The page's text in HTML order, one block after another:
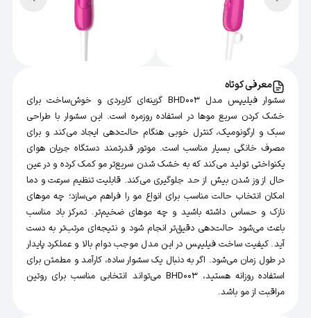
معرفی کوتاه
سشوار فیلیپس مدل BHD003 گزینه‌ای کاربردی و خوش‌ساخت برای
خشک کردن سریع موها در استفاده روزمره است. این سشوار با طراحی
سبک و ارگونومیک، کنترل خوبی هنگام حالت‌دهی ایجاد می‌کند و برای
مصرف خانگی بسیار مناسب است. موتور قدرتمند دستگاه جریان هوای
یکنواختی تولید می‌کند که به خشک شدن سریع‌تر مو کمک کرده و در عین
حال از وز شدن بیش از حد جلوگیری می‌کند. قابلیت تنظیم سرعت و دما
امکان انتخاب حالت مناسب برای انواع مو را فراهم می‌سازد؛ چه موهای
نازک و حساس داشته باشید و چه موهای ضخیم‌تر. تمرکز باد مناسب
باعث می‌شود حالت‌دهی دقیق‌تر انجام شود و نتیجه‌ای مرتب‌تر به دست
آید. کیفیت ساخت فیلیپس در این مدل موجب دوام بالا و عملکرد پایدار
در طول زمان می‌شود. اگر به دنبال یک سشوار ساده، کارآمد و مطمئن برای
استفاده روزانه هستید، BHD003 می‌تواند انتخابی مناسب برای روتین
مراقبت از مو باشد.